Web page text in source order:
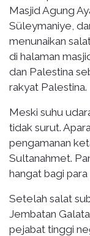
Masjid Agung
Süleymaniye,
menunaikan
di halaman
dan Palestina
rakyat Palestina.
Meski suhu
tidak surut.
pengamanan
Sultanahmet.
hangat bagi
Setelah salat
Jembatan
pejabat tinggi